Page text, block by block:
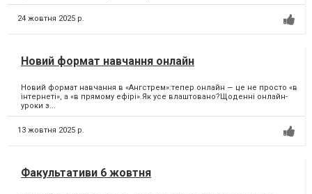
24 жовтня 2025 р.
Новий формат навчання онлайн
Новий формат навчання в «Ангстрем»:тепер онлайн — це не просто «в
інтернеті», а «в прямому ефірі».Як усе влаштовано?Щоденні онлайн-
уроки з...
13 жовтня 2025 р.
Факультативи 6 жовтня